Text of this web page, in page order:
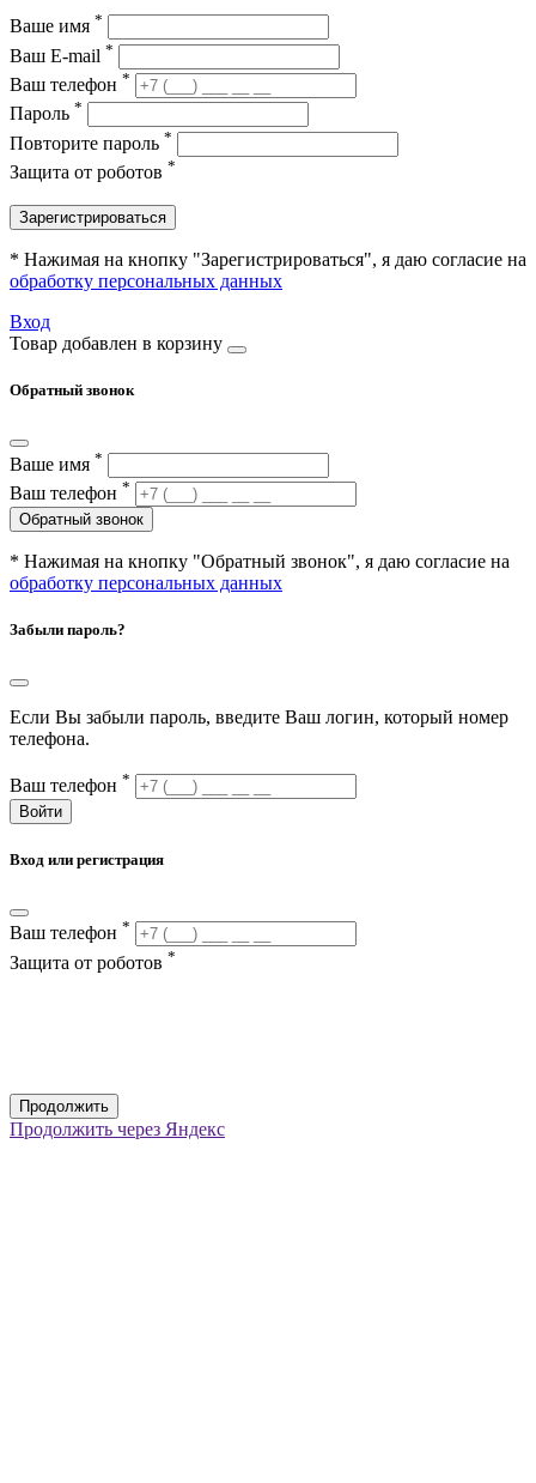
Ваше имя *
Ваш E-mail *
Ваш телефон *
Пароль *
Повторите пароль *
Защита от роботов *
Зарегистрироваться
* Нажимая на кнопку "Зарегистрироваться", я даю согласие на
обработку персональных данных
Вход
Товар добавлен в корзину
Обратный звонок
Ваше имя *
Ваш телефон *
Обратный звонок
* Нажимая на кнопку "Обратный звонок", я даю согласие на
обработку персональных данных
Забыли пароль?
Если Вы забыли пароль, введите Ваш логин, который номер
телефона.
Ваш телефон *
Войти
Вход или регистрация
Ваш телефон *
Защита от роботов *
Продолжить
Продолжить через Яндекс